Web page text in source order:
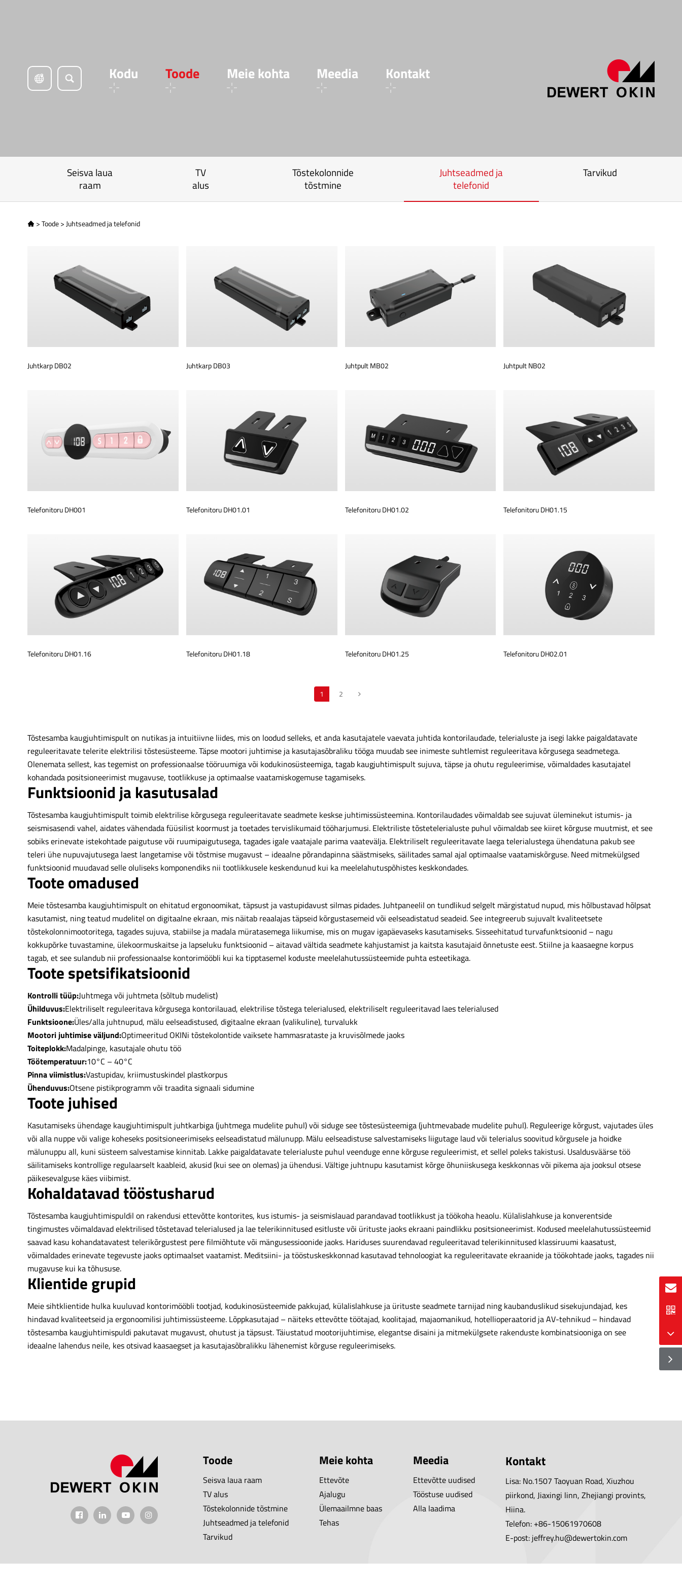
Kodu Toode Meie kohta Meedia Kontakt
Seisva laua
raam
TV
alus
Tõstekolonnide
tõstmine
Juhtseadmed ja
telefonid
Tarvikud
 >Toode >Juhtseadmed ja telefonid
Juhtkarp DB02 Juhtkarp DB03 Juhtpult MB02 Juhtpult NB02
Telefonitoru DH001 Telefonitoru DH01.01 Telefonitoru DH01.02 Telefonitoru DH01.15
Telefonitoru DH01.16 Telefonitoru DH01.18 Telefonitoru DH01.25 Telefonitoru DH02.01
1 2
Tõstesamba kaugjuhtimispult on nutikas ja intuitiivne liides, mis on loodud selleks, et anda kasutajatele vaevata juhtida kontorilaudade, telerialuste ja isegi lakke paigaldatavate
reguleeritavate telerite elektrilisi tõstesüsteeme. Täpse mootori juhtimise ja kasutajasõbraliku tööga muudab see inimeste suhtlemist reguleeritava kõrgusega seadmetega.
Olenemata sellest, kas tegemist on professionaalse tööruumiga või kodukinosüsteemiga, tagab kaugjuhtimispult sujuva, täpse ja ohutu reguleerimise, võimaldades kasutajatel
kohandada positsioneerimist mugavuse, tootlikkuse ja optimaalse vaatamiskogemuse tagamiseks.
Funktsioonid ja kasutusalad
Tõstesamba kaugjuhtimispult toimib elektrilise kõrgusega reguleeritavate seadmete keskse juhtimissüsteemina. Kontorilaudades võimaldab see sujuvat üleminekut istumis- ja
seismisasendi vahel, aidates vähendada füüsilist koormust ja toetades tervislikumaid tööharjumusi. Elektriliste tõstetelerialuste puhul võimaldab see kiiret kõrguse muutmist, et see
sobiks erinevate istekohtade paigutuse või ruumipaigutusega, tagades igale vaatajale parima vaatevälja. Elektriliselt reguleeritavate laega telerialustega ühendatuna pakub see
teleri ühe nupuvajutusega laest langetamise või tõstmise mugavust – ideaalne põrandapinna säästmiseks, säilitades samal ajal optimaalse vaatamiskõrguse. Need mitmekülgsed
funktsioonid muudavad selle oluliseks komponendiks nii tootlikkusele keskendunud kui ka meelelahutuspõhistes keskkondades.
Toote omadused
Meie tõstesamba kaugjuhtimispult on ehitatud ergonoomikat, täpsust ja vastupidavust silmas pidades. Juhtpaneelil on tundlikud selgelt märgistatud nupud, mis hõlbustavad hõlpsat
kasutamist, ning teatud mudelitel on digitaalne ekraan, mis näitab reaalajas täpseid kõrgustasemeid või eelseadistatud seadeid. See integreerub sujuvalt kvaliteetsete
tõstekolonnimootoritega, tagades sujuva, stabiilse ja madala müratasemega liikumise, mis on mugav igapäevaseks kasutamiseks. Sisseehitatud turvafunktsioonid – nagu
kokkupõrke tuvastamine, ülekoormuskaitse ja lapseluku funktsioonid – aitavad vältida seadmete kahjustamist ja kaitsta kasutajaid õnnetuste eest. Stiilne ja kaasaegne korpus
tagab, et see sulandub nii professionaalse kontorimööbli kui ka tipptasemel koduste meelelahutussüsteemide puhta esteetikaga.
Toote spetsifikatsioonid
Kontrolli tüüp:Juhtmega või juhtmeta (sõltub mudelist)
Ühilduvus:Elektriliselt reguleeritava kõrgusega kontorilauad, elektrilise tõstega telerialused, elektriliselt reguleeritavad laes telerialused
Funktsioone:Üles/alla juhtnupud, mälu eelseadistused, digitaalne ekraan (valikuline), turvalukk
Mootori juhtimise väljund:Optimeeritud OKINi tõstekolontide vaiksete hammasrataste ja kruvisõlmede jaoks
Toiteplokk:Madalpinge, kasutajale ohutu töö
Töötemperatuur:10°C – 40°C
Pinna viimistlus:Vastupidav, kriimustuskindel plastkorpus
Ühenduvus:Otsene pistikprogramm või traadita signaali sidumine
Toote juhised
Kasutamiseks ühendage kaugjuhtimispult juhtkarbiga (juhtmega mudelite puhul) või siduge see tõstesüsteemiga (juhtmevabade mudelite puhul). Reguleerige kõrgust, vajutades üles
või alla nuppe või valige koheseks positsioneerimiseks eelseadistatud mälunupp. Mälu eelseadistuse salvestamiseks liigutage laud või telerialus soovitud kõrgusele ja hoidke
mälunuppu all, kuni süsteem salvestamise kinnitab. Lakke paigaldatavate telerialuste puhul veenduge enne kõrguse reguleerimist, et sellel poleks takistusi. Usaldusväärse töö
säilitamiseks kontrollige regulaarselt kaableid, akusid (kui see on olemas) ja ühendusi. Vältige juhtnupu kasutamist kõrge õhuniiskusega keskkonnas või pikema aja jooksul otsese
päikesevalguse käes viibimist.
Kohaldatavad tööstusharud
Tõstesamba kaugjuhtimispuldil on rakendusi ettevõtte kontorites, kus istumis- ja seismislauad parandavad tootlikkust ja töökoha heaolu. Külalislahkuse ja konverentside
tingimustes võimaldavad elektrilised tõstetavad telerialused ja lae telerikinnitused esitluste või ürituste jaoks ekraani paindlikku positsioneerimist. Kodused meelelahutussüsteemid
saavad kasu kohandatavatest telerikõrgustest pere filmiõhtute või mängusessioonide jaoks. Hariduses suurendavad reguleeritavad telerikinnitused klassiruumi kaasatust,
võimaldades erinevate tegevuste jaoks optimaalset vaatamist. Meditsiini- ja tööstuskeskkonnad kasutavad tehnoloogiat ka reguleeritavate ekraanide ja töökohtade jaoks, tagades nii
mugavuse kui ka tõhususe.
Klientide grupid
Meie sihtklientide hulka kuuluvad kontorimööbli tootjad, kodukinosüsteemide pakkujad, külalislahkuse ja ürituste seadmete tarnijad ning kaubanduslikud sisekujundajad, kes
hindavad kvaliteetseid ja ergonoomilisi juhtimissüsteeme. Lõppkasutajad – näiteks ettevõtte töötajad, koolitajad, majaomanikud, hotellioperaatorid ja AV-tehnikud – hindavad
tõstesamba kaugjuhtimispuldi pakutavat mugavust, ohutust ja täpsust. Täiustatud mootorijuhtimise, elegantse disaini ja mitmekülgsete rakenduste kombinatsiooniga on see
ideaalne lahendus neile, kes otsivad kaasaegset ja kasutajasõbralikku lähenemist kõrguse reguleerimiseks.
Toode
Seisva laua raam
TV alus
Tõstekolonnide tõstmine
Juhtseadmed ja telefonid
Tarvikud
Meie kohta
Ettevõte
Ajalugu
Ülemaailmne baas
Tehas
Meedia
Ettevõtte uudised
Tööstuse uudised
Alla laadima
Kontakt
Lisa: No.1507 Taoyuan Road, Xiuzhou
piirkond, Jiaxingi linn, Zhejiangi provints,
Hiina.
Telefon: +86-15061970608
E-post: jeffrey.hu@dewertokin.com